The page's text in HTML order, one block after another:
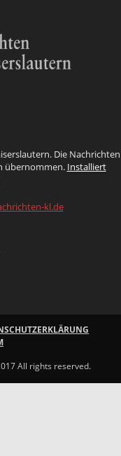
Die Nachrichten
übernommen. Installiert
kl.de
All rights reserved.